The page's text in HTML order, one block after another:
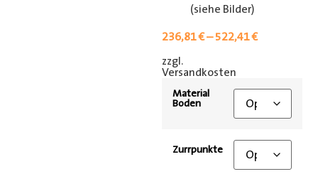
(siehe Bilder)
236,81€–522,41€
zzgl.
Versandkosten
Material
Boden
Zurrpunkte